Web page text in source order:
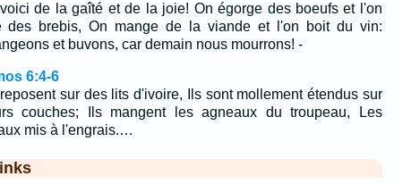
de la gaîté et de la joie! On égorge des boeufs et l'on
des brebis, On mange de la viande et l'on boit du vin:
et buvons, car demain nous mourrons! -
6:4-6
reposent sur des lits d'ivoire, Ils sont mollement étendus sur
couches; Ils mangent les agneaux du troupeau, Les
mis à l'engrais.…